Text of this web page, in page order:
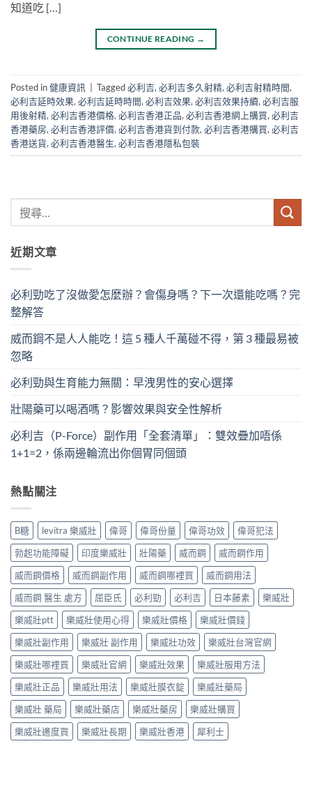
知道吃 […]
CONTINUE READING →
Posted in健康資訊 Tagged必利吉, 必利吉多久射精, 必利吉射精時間,
必利吉延時效果, 必利吉延時時間, 必利吉效果, 必利吉效果持續, 必利吉服
用後射精, 必利吉香港價格, 必利吉香港正品, 必利吉香港網上購買, 必利吉
香港藥房, 必利吉香港評價, 必利吉香港貨到付款, 必利吉香港購買, 必利吉
香港送貨, 必利吉香港醫生, 必利吉香港隱私包裝
近期文章
必利勁吃了沒做愛怎麼辦？會傷身嗎？下一次還能吃嗎？完
整解答
威而鋼不是人人能吃！這 5 種人千萬碰不得，第 3 種最易被
忽略
必利勁與生育能力無關：早洩男性的安心選擇
壯陽藥可以喝酒嗎？影響效果與安全性解析
必利吉（P-Force）副作用「全套清單」：雙效疊加唔係
1+1=2，係兩邊輪流出你個胃同個頭
熱點關注
B糖 levitra 樂威壯 偉哥 偉哥份量 偉哥功效
偉哥犯法
勃起功能障礙
印度樂威壯 壯陽藥 威而鋼
威而鋼作用
威而鋼價格
威而鋼副作用 威而鋼哪裡買
威而鋼用法
威而鋼 醫生 處方
屈臣氏 必利勁 必利吉 日本藤素
樂威壯
樂威壯ptt
樂威壯使用心得 樂威壯價格
樂威壯價錢
樂威壯副作用
樂威壯 副作用 樂威壯功效
樂威壯台灣官網
樂威壯哪裡買
樂威壯官網 樂威壯效果
樂威壯服用方法
樂威壯正品
樂威壯用法 樂威壯膜衣錠
樂威壯藥局
樂威壯 藥局
樂威壯藥店 樂威壯藥房
樂威壯購買
樂威壯邊度買
樂威壯長期 樂威壯香港 犀利士